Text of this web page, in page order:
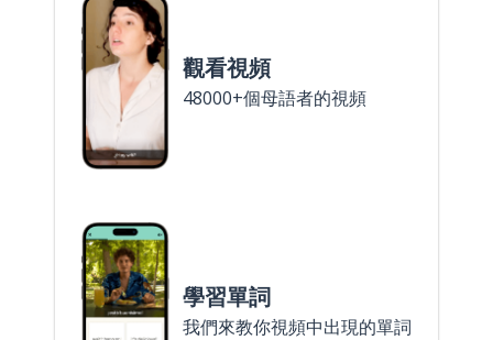
觀看視頻
48000+個母語者的視頻
學習單詞
我們來教你視頻中出現的單詞